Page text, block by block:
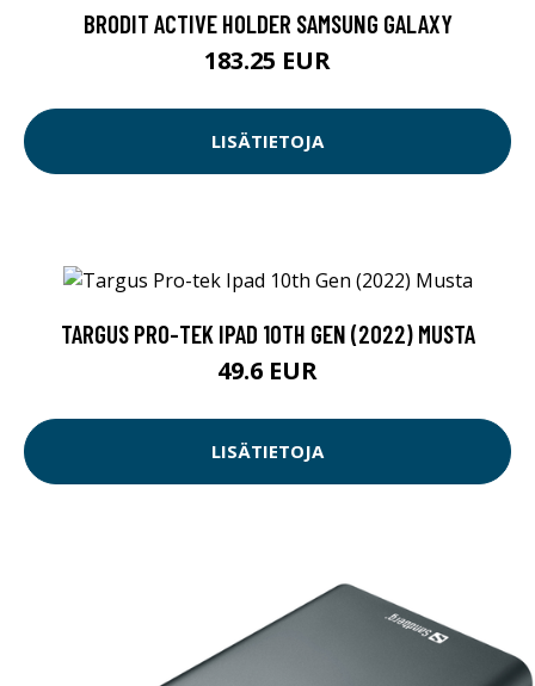
BRODIT ACTIVE HOLDER SAMSUNG GALAXY
183.25 EUR
LISÄTIETOJA
TARGUS PRO-TEK IPAD 10TH GEN (2022) MUSTA
49.6 EUR
LISÄTIETOJA